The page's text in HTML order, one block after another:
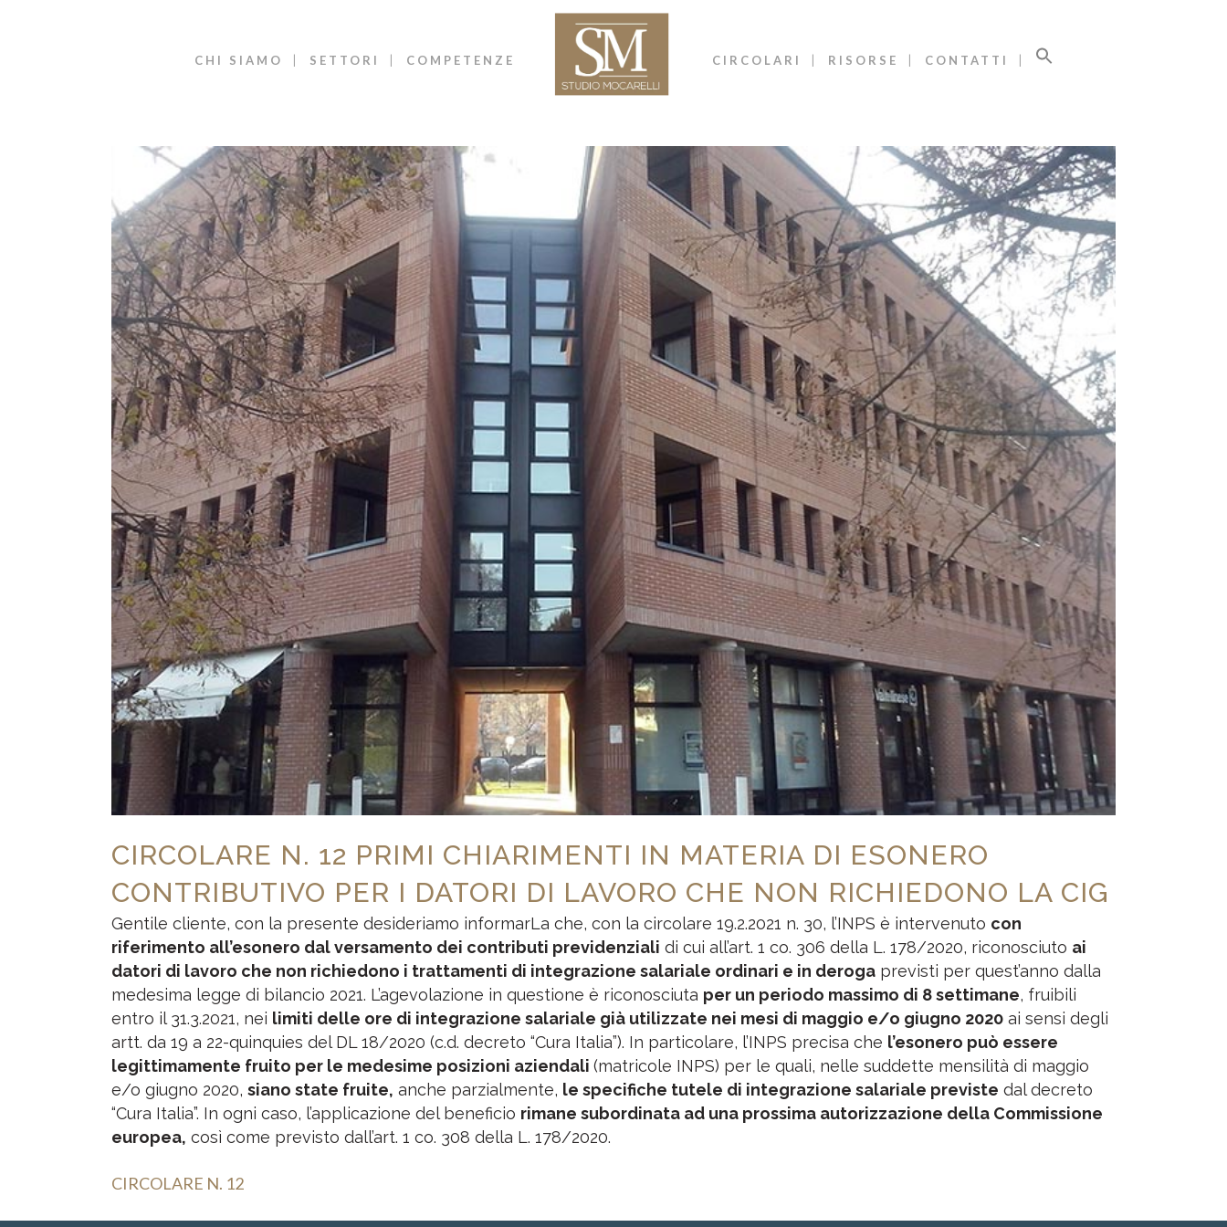
CHI SIAMO SETTORI COMPETENZE CIRCOLARI RISORSE CONTATTI
CIRCOLARE N. 12 PRIMI CHIARIMENTI IN MATERIA DI ESONERO
CONTRIBUTIVO PER I DATORI DI LAVORO CHE NON RICHIEDONO LA CIG
Gentile cliente, con la presente desideriamo informarLa che, con la circolare 19.2.2021 n. 30, l’INPS è intervenuto con
riferimento all’esonero dal versamento dei contributi previdenziali di cui all’art. 1 co. 306 della L. 178/2020, riconosciuto ai
datori di lavoro che non richiedono i trattamenti di integrazione salariale ordinari e in deroga previsti per quest’anno dalla
medesima legge di bilancio 2021. L’agevolazione in questione è riconosciuta per un periodo massimo di 8 settimane, fruibili
entro il 31.3.2021, nei limiti delle ore di integrazione salariale già utilizzate nei mesi di maggio e/o giugno 2020 ai sensi degli
artt. da 19 a 22-quinquies del DL 18/2020 (c.d. decreto “Cura Italia”). In particolare, l’INPS precisa che l’esonero può essere
legittimamente fruito per le medesime posizioni aziendali (matricole INPS) per le quali, nelle suddette mensilità di maggio
e/o giugno 2020, siano state fruite, anche parzialmente, le specifiche tutele di integrazione salariale previste dal decreto
“Cura Italia”. In ogni caso, l’applicazione del beneficio rimane subordinata ad una prossima autorizzazione della Commissione
europea, così come previsto dall’art. 1 co. 308 della L. 178/2020.
CIRCOLARE N. 12